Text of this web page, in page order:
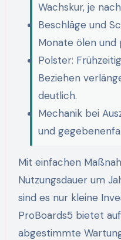
Wachskur, je
Beschläge und
Monate ölen und
Polster:
Beziehen
deutlich.
Mechanik bei
und
Mit einfachen
Nutzungsdauer um
sind es nur kleine
ProBoards5 bietet
abgestimmte